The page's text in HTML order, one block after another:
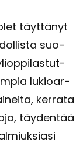
täyt­tä­nyt
suo­
lu­kio­ar­
ker­ra­ta
täy­den­tää